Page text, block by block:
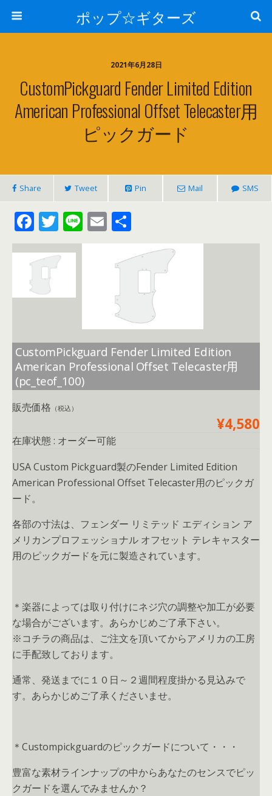
ポップ☆ギターズ
2021年6月28日
CustomPickguard Fender Limited Edition
American Professional Offset Telecaster用
ピックガード
Share Tweet Pin Mail SMS
F
ac
e
b
o
k
T
w
itt
Li
n
E
m
ai
有
CustomPickguard Fender Limited Edition
American Professional Offset Telecaster用
(pc_teof_100)
販売価格 （税込）
¥4,580
在庫状態 : オーダー可能
USA Custom Pickguard製のFender Limited Edition
American Professional Offset Telecaster用のピックガ
ード。
各部の寸法は、フェンダー リミテッド エディション ア
メリカンプロフェッショナル オフセット テレキャスター
用のピックガードを元に製造されています。
＊楽器によっては取り付けにネジ穴の調整や加工が必要
な場合がございます。あらかじめご了承下さい。
※コチラの商品は、ご注文を頂いてからアメリカの工房
に手配致しております。
通常、発送までに１０日～２週間程度掛かる見込みで
す。あらかじめご了承くださいませ。
＊Custompickguardのピックガードについて・・・
豊富な素材ラインナップの中からあなたのセンスでピッ
クガードを選んでみませんか？